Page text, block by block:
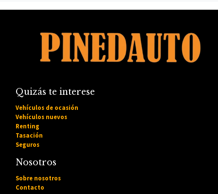
Quizás te interese
Vehículos de ocasión
Vehículos nuevos
Renting
Tasación
Seguros
Nosotros
Sobre nosotros
Contacto